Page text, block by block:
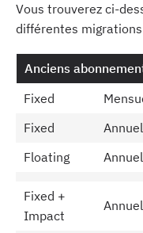
Vous trouverez ci-
différentes
Anciens
Fixed
Fixed
Annuel
Floating
Annuel
Fixed +
Impact
Annuel